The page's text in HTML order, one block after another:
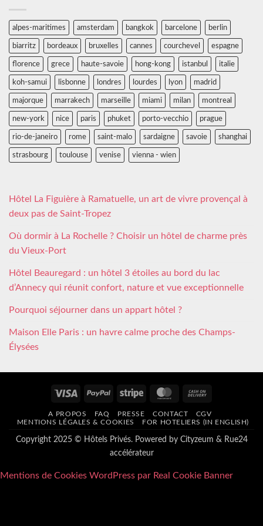
alpes-maritimes amsterdam bangkok barcelone berlin
biarritz bordeaux bruxelles cannes courchevel espagne
florence grece haute-savoie hong-kong istanbul italie
koh-samui lisbonne londres lourdes lyon madrid
majorque marrakech marseille miami milan montreal
new-york nice paris phuket porto-vecchio prague
rio-de-janeiro rome saint-malo sardaigne savoie shanghai
strasbourg toulouse venise vienna - wien
Hôtel La Figuière à Ramatuelle, un art de vivre provençal à
deux pas de Saint-Tropez
Où dormir à La Rochelle ? Choisir un hôtel de charme près
du Vieux-Port
Hôtel Beauregard : un hôtel 3 étoiles au bord du lac
d’Annecy qui réunit confort, nature et vue exceptionnelle
Pourquoi séjourner dans un appart hôtel ?
Maison Elle Paris : un havre calme proche des Champs-
Élysées
Visa PayPal Stripe MasterCard
Delivery
A PROPOS FAQ PRESSE CONTACT
CGV
MENTIONS LÉGALES & COOKIES
FOR HOTELIERS (IN ENGLISH)
Copyright 2025 © Hôtels Privés. Powered by Cityzeum & Rue24
accélérateur
Mentions de Cookies WordPress par Real Cookie Banner